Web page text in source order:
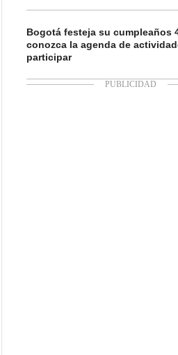
Bogotá festeja su cumpleaños
conozca la agenda de
participar